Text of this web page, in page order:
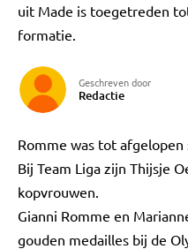
uit Made is toegetreden
formatie.
Geschreven door
Redactie
Romme was tot afgelopen
Bij Team Liga zijn Thijsje
kopvrouwen.
Gianni Romme en
gouden medailles bij de